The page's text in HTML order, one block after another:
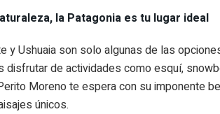
la Patagonia es tu lugar ideal
y Ushuaia son solo algunas de las
disfrutar de actividades como esquí,
Moreno te espera con su imponente
únicos.